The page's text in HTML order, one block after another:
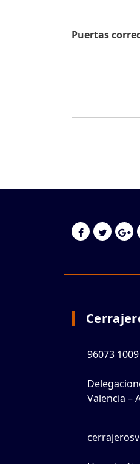
Puertas
96073 1009
Valencia –